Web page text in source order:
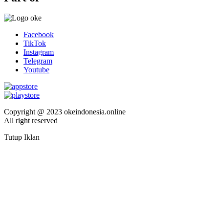
Facebook
TikTok
Instagram
Telegram
Youtube
Copyright @ 2023 okeindonesia.online
All right reserved
Tutup Iklan